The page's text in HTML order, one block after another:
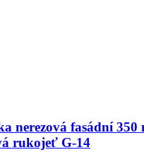
nerezová fasádní 350
rukojeť G-14